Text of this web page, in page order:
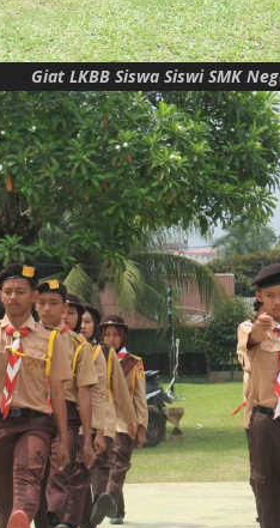
Giat LKBB Siswa Siswi SMK